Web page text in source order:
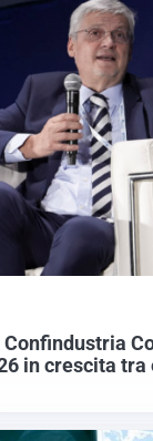
in crescita tra